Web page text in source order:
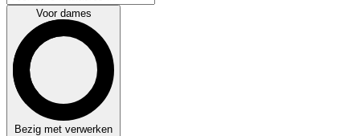
Voor dames
Bezig met verwerken